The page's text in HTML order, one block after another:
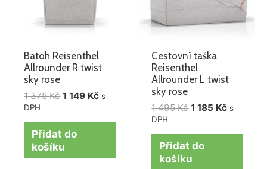
Batoh Reisenthel
Allrounder R twist
sky rose
1 375Kč 1 149 Kč s
DPH
Přidat do
košíku
Cestovní taška
Reisenthel
Allrounder L twist
sky rose
1 495Kč 1 185 Kč s
DPH
Přidat do
košíku